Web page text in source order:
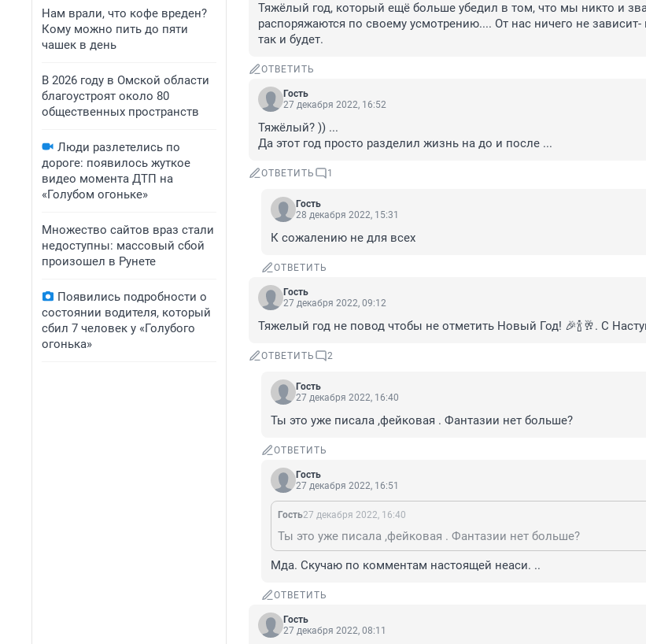
Нам врали, что кофе вреден?
Кому можно пить до пяти
чашек в день
В 2026 году в Омской области
благоустроят около 80
общественных пространств
Люди разлетелись по
дороге: появилось жуткое
видео момента ДТП на
«Голубом огоньке»
Множество сайтов враз стали
недоступны: массовый сбой
произошел в Рунете
Появились подробности о
состоянии водителя, который
сбил 7 человек у «Голубого
огонька»
Тяжёлый год, который ещё больше убедил в том, что мы никто и
распоряжаются по своему усмотрению.... От нас ничего не зависит-
так и будет.
ОТВЕТИТЬ
Гость
27 декабря 2022, 16:52
Тяжёлый? )) ...
Да этот год просто разделил жизнь на до и после ...
ОТВЕТИТЬ 1
Гость
28 декабря 2022, 15:31
К сожалению не для всех
ОТВЕТИТЬ
Гость
27 декабря 2022, 09:12
Тяжелый год не повод чтобы не отметить Новый Год! 🎉🍾🥂. С
ОТВЕТИТЬ 2
Гость
27 декабря 2022, 16:40
Ты это уже писала ,фейковая . Фантазии нет больше?
ОТВЕТИТЬ
Гость
27 декабря 2022, 16:51
Гость27 декабря 2022, 16:40
Ты это уже писала ,фейковая . Фантазии нет больше?
Мда. Скучаю по комментам настоящей неаси. ..
ОТВЕТИТЬ
Гость
27 декабря 2022, 08:11